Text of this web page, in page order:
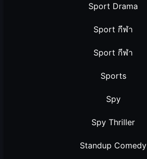
Sport Drama
Sport กีฬา
Sport กีฬา
Sports
Spy
Spy Thriller
Standup Comedy